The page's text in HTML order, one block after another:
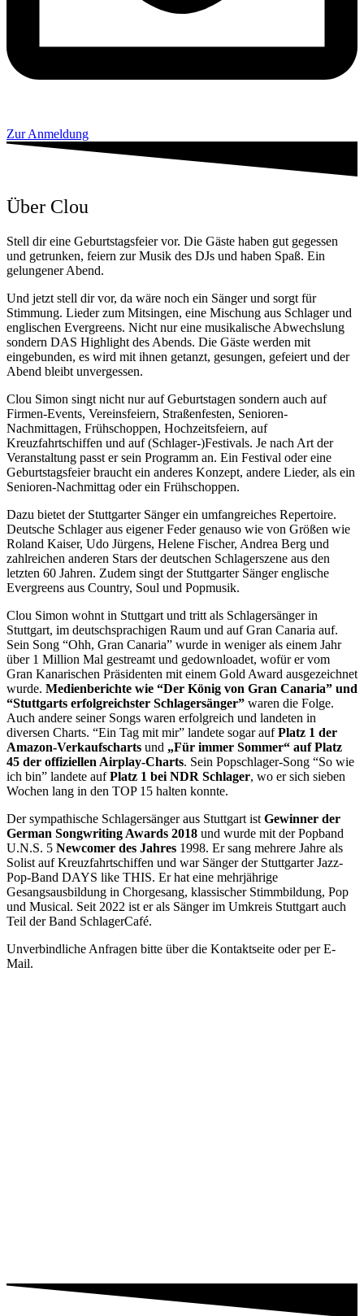
Zur Anmeldung
Über Clou
Stell dir eine Geburtstagsfeier vor. Die Gäste haben gut gegessen
und getrunken, feiern zur Musik des DJs und haben Spaß. Ein
gelungener Abend.
Und jetzt stell dir vor, da wäre noch ein Sänger und sorgt für
Stimmung. Lieder zum Mitsingen, eine Mischung aus Schlager und
englischen Evergreens. Nicht nur eine musikalische Abwechslung
sondern DAS Highlight des Abends. Die Gäste werden mit
eingebunden, es wird mit ihnen getanzt, gesungen, gefeiert und der
Abend bleibt unvergessen.
Clou Simon singt nicht nur auf Geburtstagen sondern auch auf
Firmen-Events, Vereinsfeiern, Straßenfesten, Senioren-
Nachmittagen, Frühschoppen, Hochzeitsfeiern, auf
Kreuzfahrtschiffen und auf (Schlager-)Festivals. Je nach Art der
Veranstaltung passt er sein Programm an. Ein Festival oder eine
Geburtstagsfeier braucht ein anderes Konzept, andere Lieder, als ein
Senioren-Nachmittag oder ein Frühschoppen.
Dazu bietet der Stuttgarter Sänger ein umfangreiches Repertoire.
Deutsche Schlager aus eigener Feder genauso wie von Größen wie
Roland Kaiser, Udo Jürgens, Helene Fischer, Andrea Berg und
zahlreichen anderen Stars der deutschen Schlagerszene aus den
letzten 60 Jahren. Zudem singt der Stuttgarter Sänger englische
Evergreens aus Country, Soul und Popmusik.
Clou Simon wohnt in Stuttgart und tritt als Schlagersänger in
Stuttgart, im deutschsprachigen Raum und auf Gran Canaria auf.
Sein Song “Ohh, Gran Canaria” wurde in weniger als einem Jahr
über 1 Million Mal gestreamt und gedownloadet, wofür er vom
Gran Kanarischen Präsidenten mit einem Gold Award ausgezeichnet
wurde. Medienberichte wie “Der König von Gran Canaria” und
“Stuttgarts erfolgreichster Schlagersänger” waren die Folge.
Auch andere seiner Songs waren erfolgreich und landeten in
diversen Charts. “Ein Tag mit mir” landete sogar aufPlatz 1 der
Amazon-Verkaufscharts und „Für immer Sommer“ auf Platz
45 der offiziellen Airplay-Charts. Sein Popschlager-Song “So wie
ich bin” landete aufPlatz 1 bei NDR Schlager, wo er sich sieben
Wochen lang in den TOP 15 halten konnte.
Der sympathische Schlagersänger aus Stuttgart ist Gewinner der
German Songwriting Awards 2018 und wurde mit der Popband
U.N.S. 5 Newcomer des Jahres 1998. Er sang mehrere Jahre als
Solist auf Kreuzfahrtschiffen und war Sänger der Stuttgarter Jazz-
Pop-Band DAYS like THIS. Er hat eine mehrjährige
Gesangsausbildung in Chorgesang, klassischer Stimmbildung, Pop
und Musical. Seit 2022 ist er als Sänger im Umkreis Stuttgart auch
Teil der Band SchlagerCafé.
Unverbindliche Anfragen bitte über die Kontaktseite oder per E-
Mail.